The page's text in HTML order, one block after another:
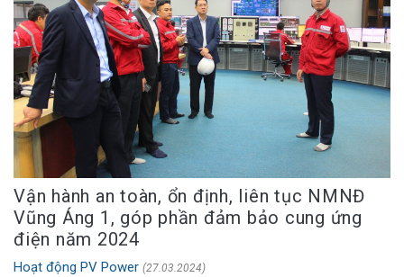
Vận hành an toàn, ổn định, liên tục NMNĐ
Vũng Áng 1, góp phần đảm bảo cung ứng
điện năm 2024
Hoạt động PV Power (27.03.2024)